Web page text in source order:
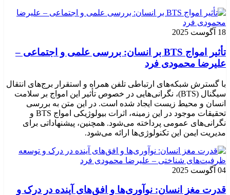
18 آگوست 2025
تأثیر امواج BTS بر انسان: بررسی علمی و اجتماعی –
علیرضا محمودی فرد
با گسترش شبکه‌های ارتباطی تلفن همراه و استقرار برج‌های انتقال
سیگنال (BTS)، نگرانی‌هایی در خصوص تأثیر این امواج بر سلامت
انسان و محیط زیست ایجاد شده است. در این متن به بررسی
تحقیقات موجود در این زمینه، اثرات بیولوژیکی امواج BTS و
نگرانی‌های عمومی پرداخته می‌شود. همچنین، پیشنهاداتی برای
مدیریت ایمن این تکنولوژی‌ها ارائه می‌شود.
04 آگوست 2025
قدرت مغز انسان: نوآوری‌ها و افق‌های آینده در درک و